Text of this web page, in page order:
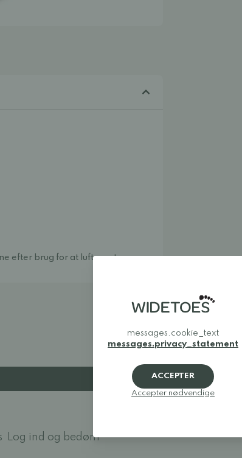
efter brug for at lufte og tørre.
Log ind og bedøm
messages.cookie_text
messages.privacy_statement
ACCEPTER
Accepter nødvendige